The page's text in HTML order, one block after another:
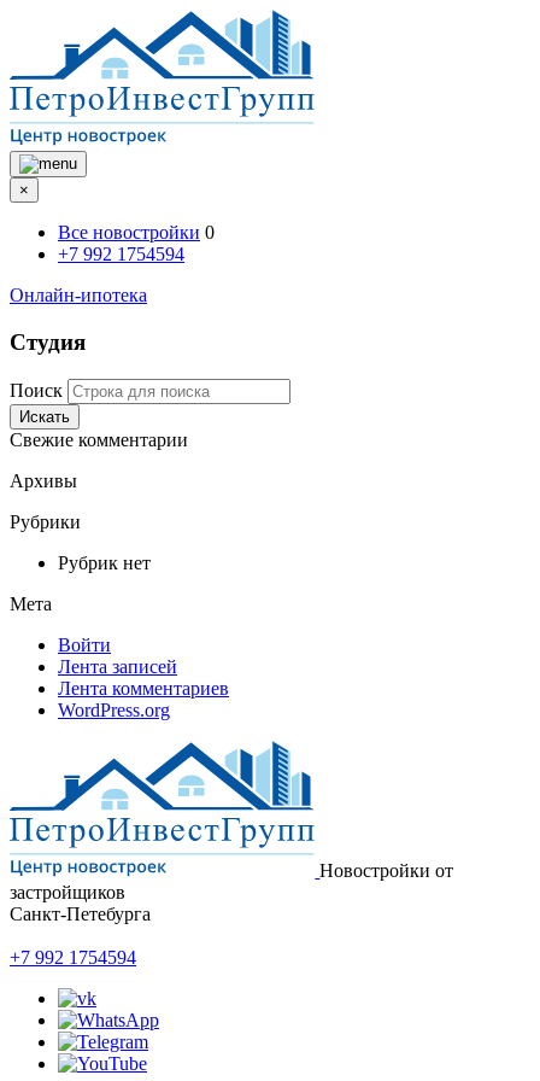
×
Все новостройки 0
+7 992 1754594
Онлайн-ипотека
Студия
Поиск
Искать
Свежие комментарии
Архивы
Рубрики
Рубрик нет
Мета
Войти
Лента записей
Лента комментариев
WordPress.org
Новостройки от
застройщиков
Санкт-Петебурга
+7 992 1754594